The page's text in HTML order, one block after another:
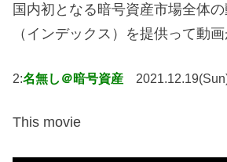
国内初となる暗号資産市場全体
（インデックス）を提供って動
2:名無し＠暗号資産
This movie